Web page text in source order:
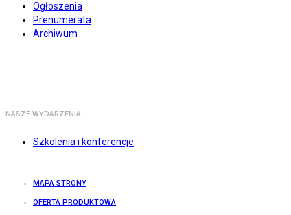
Ogłoszenia
Prenumerata
Archiwum
NASZE WYDARZENIA
Szkolenia i konferencje
MAPA STRONY
OFERTA PRODUKTOWA